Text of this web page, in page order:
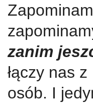
zanim
łączy nas
osób. I